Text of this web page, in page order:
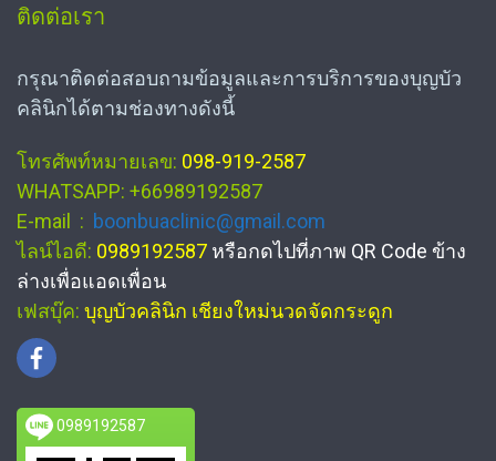
ติดต่อเรา
กรุณาติดต่อสอบถามข้อมูลและการบริการของบุญบัว
คลินิกได้ตามช่องทางดังนี้
โทรศัพท์หมายเลข: 098-919-2587
WHATSAPP: +66989192587
E-mail : boonbuaclinic@gmail.com
ไลน์ไอดี: 0989192587 หรือกดไปที่ภาพ QR Code ข้าง
ล่างเพื่อแอดเพื่อน
เฟสบุ๊ค: บุญบัวคลินิก เชียงใหม่นวดจัดกระดูก
0989192587